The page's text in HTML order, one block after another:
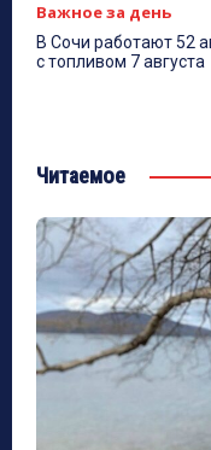
Важное за день
В Сочи работают 52
с топливом 7 августа
Читаемое